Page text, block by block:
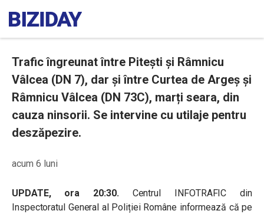
Trafic îngreunat între Pitești și Râmnicu
Vâlcea (DN 7), dar și între Curtea de Argeș și
Râmnicu Vâlcea (DN 73C), marți seara, din
cauza ninsorii. Se intervine cu utilaje pentru
deszăpezire.
acum 6 luni
UPDATE, ora 20:30.Centrul INFOTRAFIC din
Inspectoratul General al Poliției Române informează că pe